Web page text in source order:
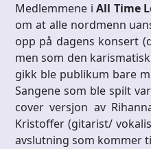
Medlemmene iAll Time
om at alle nordmenn
opp på dagens konsert
men som den
gikk ble publikum bare
Sangene som ble spilt
cover versjon av
Kristoffer (gitarist/
avslutning som kommer